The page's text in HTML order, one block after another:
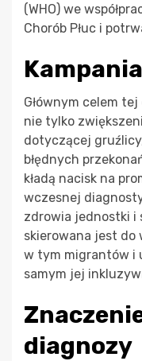
(WHO) we
Chorób Płuc i
Głównym celem
nie tylko
dotyczącej
błędnych
kładą nacisk na
wczesnej
zdrowia jednostki i
skierowana jest do
w tym migrantów i
samym jej
diagnozy